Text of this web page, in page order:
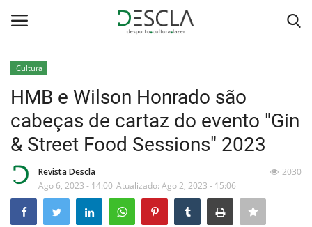
Home
Desporto
Cultura
HMB e Wilson Honrado são
cabeças de cartaz do evento "Gin
& Street Food Sessions" 2023
Revista Descla
Ago 6, 2023 - 14:00 Atualizado: Ago 2, 2023 - 15:06
2030